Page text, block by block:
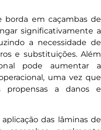
borda em caçambas de
significativamente a
a necessidade de
e substituições. Além
pode aumentar a
uma vez que
propensas a danos e
das lâminas de